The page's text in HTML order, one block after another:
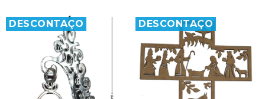
DESCONTAÇO DESCONTAÇO